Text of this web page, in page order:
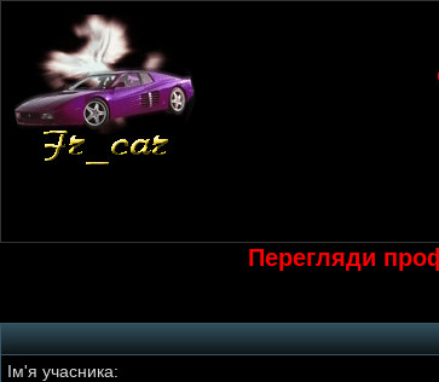
Перегляди
Ім'я учасника: